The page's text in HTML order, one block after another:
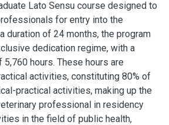
Lato Sensu course designed to
for entry into the
duration of 24 months, the program
dedication regime, with a
hours. These hours are
activities, constituting 80% of
practical activities, making up the
professional in residency
in the field of public health,